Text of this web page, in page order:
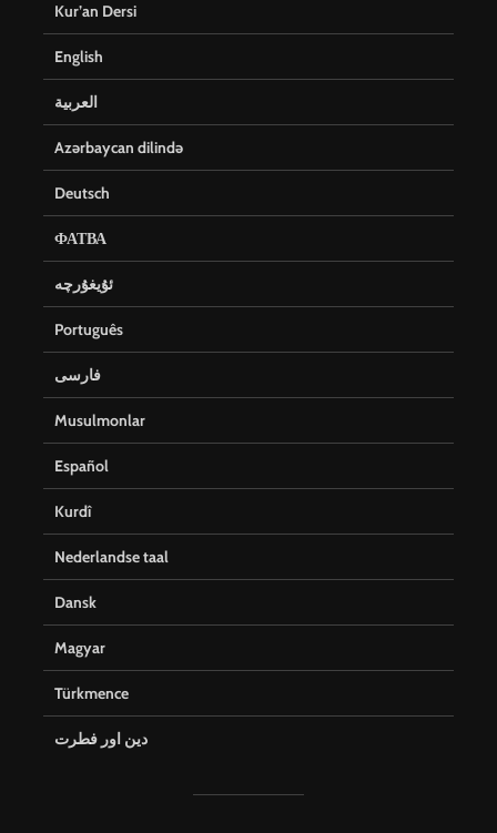
Kur’an Dersi
English
العربية
Azərbaycan dilində
Deutsch
ФАТВА
ئۇيغۇرچە
Português
فارسی
Musulmonlar
Español
Kurdî
Nederlandse taal
Dansk
Magyar
Türkmence
دین اور فطرت